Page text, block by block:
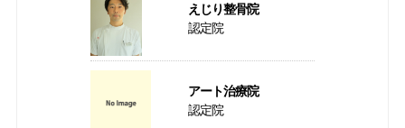
えじり整骨院
認定院
アート治療院
認定院